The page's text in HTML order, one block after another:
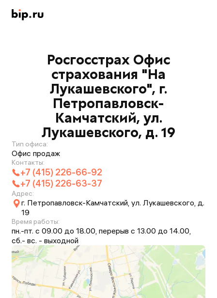
Росгосстрах Офис
страхования "На
Лукашевского", г.
Петропавловск-
Камчатский, ул.
Лукашевского, д. 19
Тип офиса:
Офис продаж
Контакты:
+7 (415) 226-66-92
+7 (415) 226-63-37
Адрес:
г. Петропавловск-Камчатский, ул. Лукашевского, д.
19
Время работы:
пн.-пт. с 09.00 до 18.00, перерыв с 13.00 до 14.00,
сб.- вс. - выходной